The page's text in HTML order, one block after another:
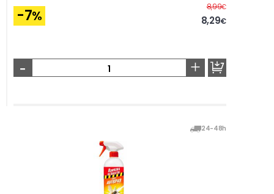
-7%
8,99€Before
8,29€
- +
24-48h